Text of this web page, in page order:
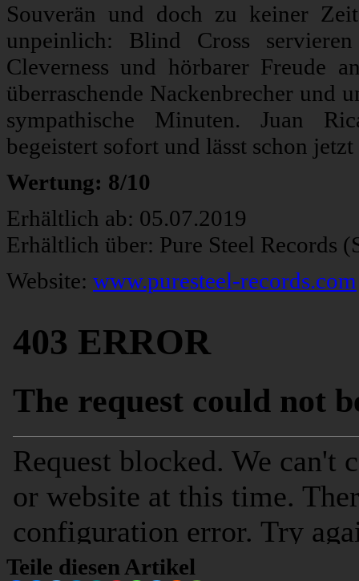
Souverän und doch zu keiner
unpeinlich: Blind Cross
Cleverness und hörbarer Freude
überraschende Nackenbrecher und
sympathische Minuten. Juan
begeistert sofort und lässt schon
Wertung: 8/10
Erhältlich ab: 05.07.2019
Erhältlich über: Pure Steel Records
Website: www.puresteel-records.com
Teile diesen Artikel